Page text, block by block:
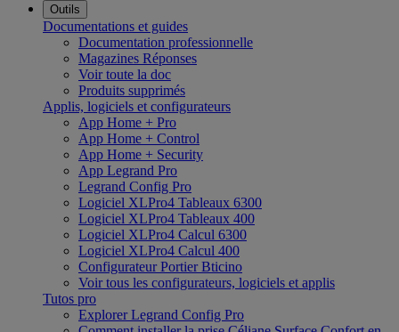
Outils
Documentations et guides
Documentation professionnelle
Magazines Réponses
Voir toute la doc
Produits supprimés
Applis, logiciels et configurateurs
App Home + Pro
App Home + Control
App Home + Security
App Legrand Pro
Legrand Config Pro
Logiciel XLPro4 Tableaux 6300
Logiciel XLPro4 Tableaux 400
Logiciel XLPro4 Calcul 6300
Logiciel XLPro4 Calcul 400
Configurateur Portier Bticino
Voir tous les configurateurs, logiciels et applis
Tutos pro
Explorer Legrand Config Pro